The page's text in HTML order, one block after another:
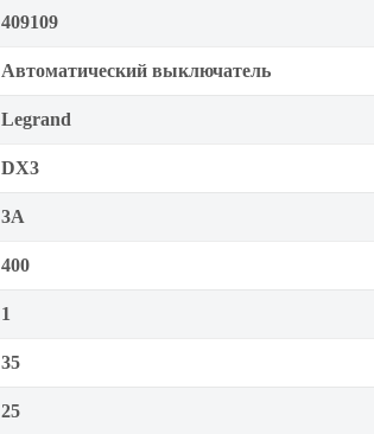
409109
Автоматический выключатель
Legrand
DX3
3А
400
1
35
25